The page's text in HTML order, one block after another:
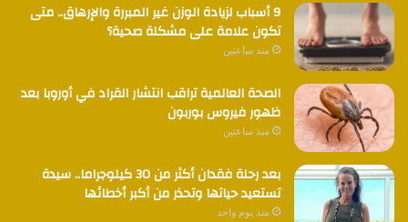
9 أسباب لزيادة الوزن غير المبررة والإرهاق.. متى
تكون علامة على مشكلة صحية؟
منذ ساعتين
الصحة العالمية تراقب انتشار القراد في أوروبا بعد
ظهور فيروس بوربون
منذ ساعتين
بعد رحلة فقدان أكثر من 30 كيلوجراما.. سيدة
تستعيد حياتها وتحذر من أكبر أخطائها
منذ يوم واحد